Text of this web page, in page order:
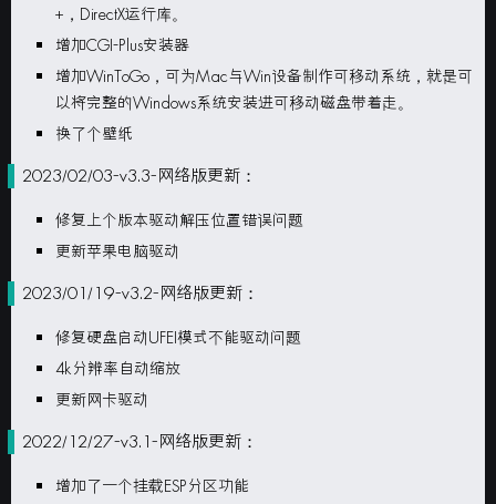
+，DirectX运行库。
增加CGI-Plus安装器
增加WinToGo，可为Mac与Win设备制作可移动系统，就是可
以将完整的Windows系统安装进可移动磁盘带着走。
换了个壁纸
2023/02/03-v3.3-网络版更新：
修复上个版本驱动解压位置错误问题
更新苹果电脑驱动
2023/01/19-v3.2-网络版更新：
修复硬盘启动UFEI模式不能驱动问题
4k分辨率自动缩放
更新网卡驱动
2022/12/27-v3.1-网络版更新：
增加了一个挂载ESP分区功能